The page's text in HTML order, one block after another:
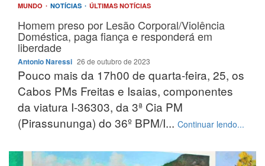
MUNDO NOTÍCIAS ÚLTIMAS NOTÍCIAS
Homem preso por Lesão Corporal/Violência
Doméstica, paga fiança e responderá em
liberdade
Antonio Naressi 26 de outubro de 2023
Pouco mais da 17h00 de quarta-feira, 25, os
Cabos PMs Freitas e Isaias, componentes
da viatura I-36303, da 3ª Cia PM
(Pirassununga) do 36º BPM/I... Continuar lendo...